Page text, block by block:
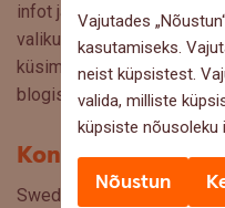
Vajutades
kasutamiseks.
neist küpsistest.
valida, milliste
küpsiste nõusoleku
Nõustun
infot ja kasulikke
valikuid oma rahaasjade
küsimusi, ettepanekuid ja
blogist lugeda sooviksite:
Kontakt
Swedbank AS